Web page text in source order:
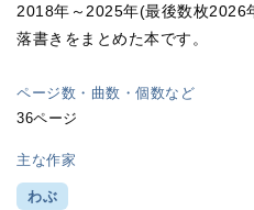
2018年～2025年(最後数枚2026
落書きをまとめた本です。
ページ数・曲数・個数など
36ページ
主な作家
わぶ